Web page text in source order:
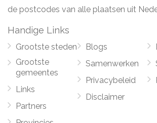
de postcodes van alle plaatsen uit
Handige Links
Grootste steden
Grootste
gemeentes
Links
Partners
Blogs
Samenwerken
Privacybeleid
Disclaimer